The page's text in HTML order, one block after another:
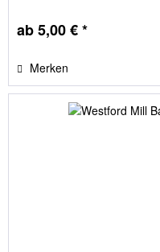
ab 5,00 € *
Merken